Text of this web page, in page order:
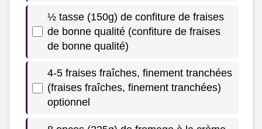
½ tasse (150g) de confiture de fraises
de bonne qualité (confiture de fraises
de bonne qualité)
4-5 fraises fraîches, finement tranchées
(fraises fraîches, finement tranchées)
optionnel